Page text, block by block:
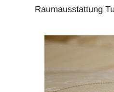
Raumausstattung